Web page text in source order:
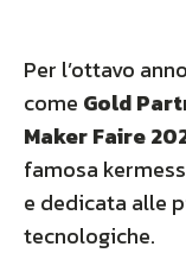
Per l’ottavo
come Gold
Maker Faire
famosa
e dedicata alle
tecnologiche.